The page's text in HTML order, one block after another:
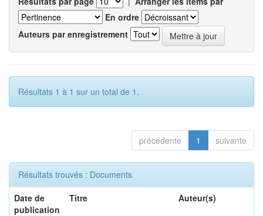
En ordre
Auteurs par enregistrement
Résultats 1 à 1 sur un total de 1.
précédente 1 suivante
Résultats trouvés : Documents
Date de
publication
Titre Auteur(s)